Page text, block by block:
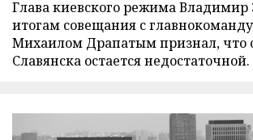
Глава киевского режима Владимир
итогам совещания с
Михаилом Драпатым признал, что
Славянска остается недостаточной.